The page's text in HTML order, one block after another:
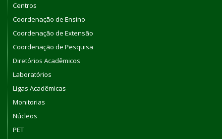
Centros
Coordenação de Ensino
Coordenação de Extensão
Coordenação de Pesquisa
Diretórios Acadêmicos
Laboratórios
Ligas Acadêmicas
Monitorias
Núcleos
PET